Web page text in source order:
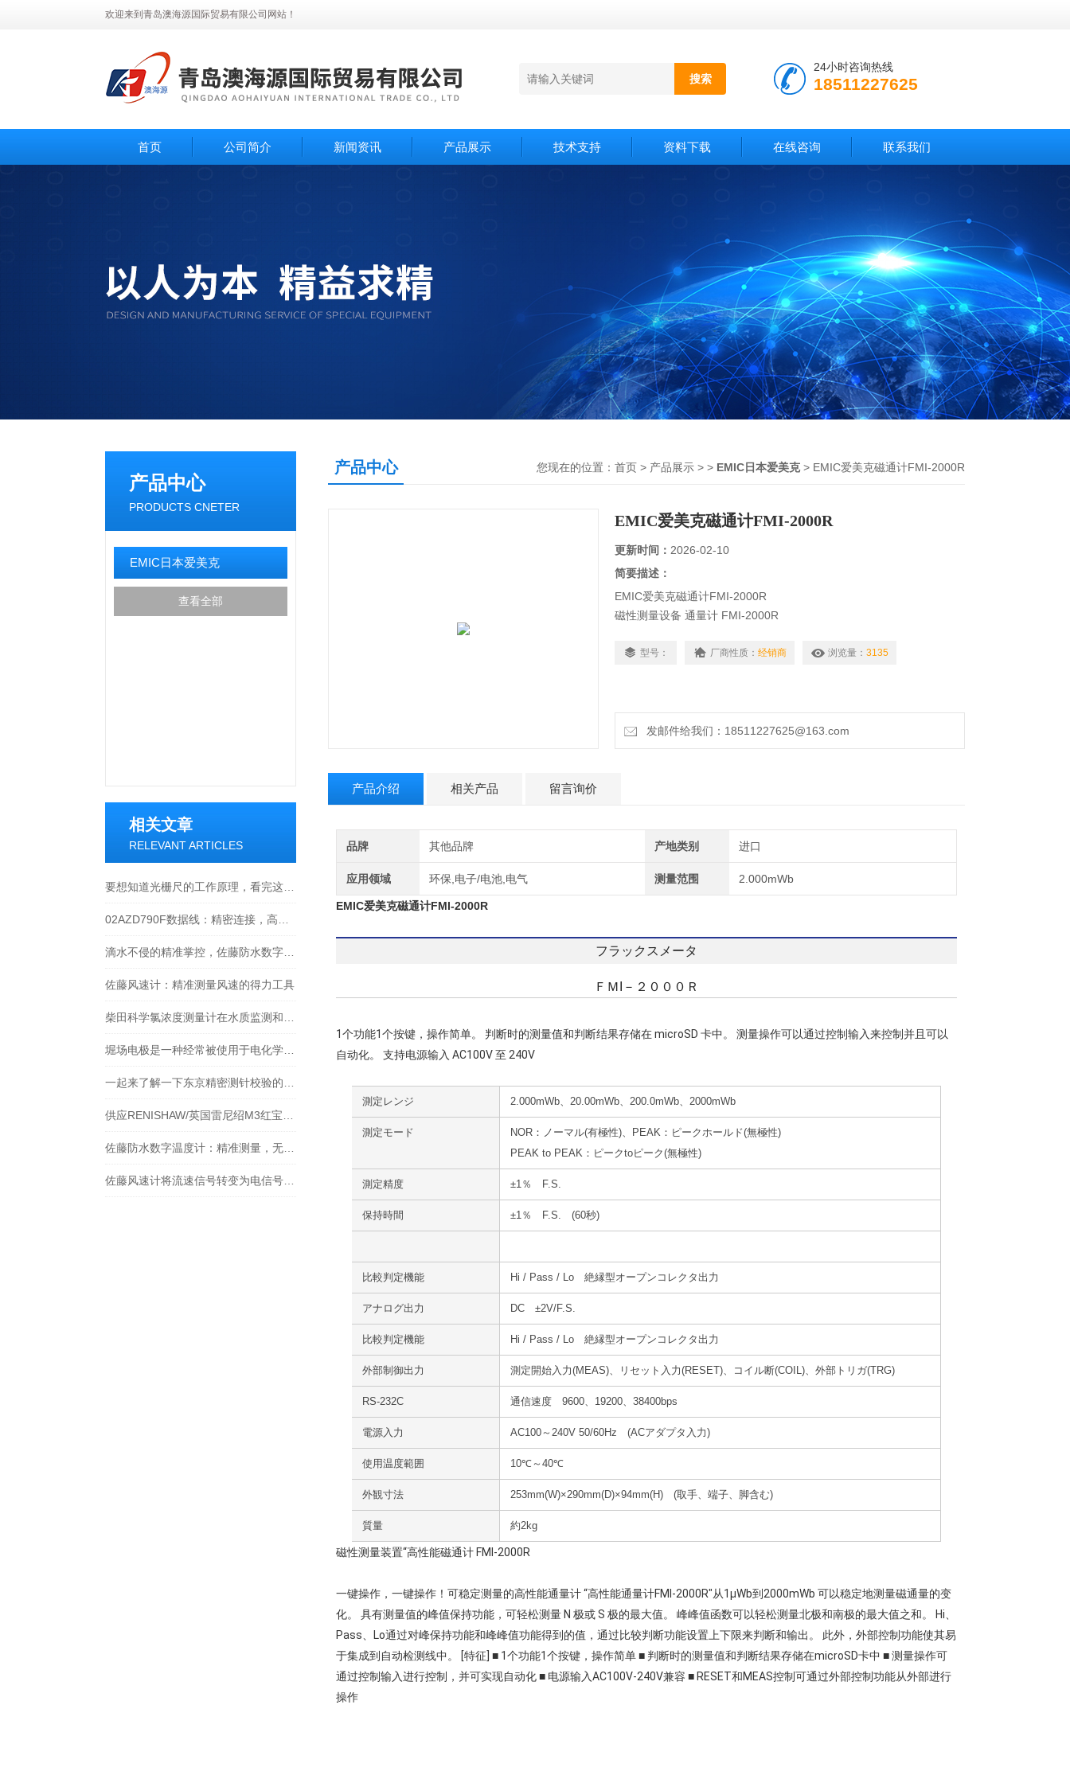
欢迎来到青岛澳海源国际贸易有限公司网站！
24小时咨询热线
18511227625
首页 公司简介 新闻资讯 产品展示 技术支持 资料下载 在线咨询 联系我们
产品中心
PRODUCTS CNETER
EMIC日本爱美克
查看全部
相关文章
RELEVANT ARTICLES
佐藤风速计：精准测量风速的得力工具
产品中心 您现在的位置： 首页 > 产品展示 > > EMIC日本爱美克> EMIC爱美克磁通计FMI-2000R
EMIC爱美克磁通计FMI-2000R
更新时间： 2026-02-10
简要描述：
EMIC爱美克磁通计FMI-2000R
磁性测量设备 通量计 FMI-2000R
判定時の測定値、判定結果をmicroSDカードに記憶
型号： 厂商性质： 经销商 浏览量： 3135
发邮件给我们：18511227625@163.com
产品介绍 相关产品 留言询价
品牌 其他品牌 产地类别 进口
应用领域 环保,电子/电池,电气 测量范围 2.000mWb
EMIC爱美克磁通计FMI-2000R
フラックスメータ
ＦＭI－２０００Ｒ
1个功能1个按键，操作简单。 判断时的测量值和判断结果存储在 microSD 卡中。 测量操作可以通过控制输入来控制并且可以
自动化。 支持电源输入 AC100V 至 240V
測定レンジ 2.000mWb、20.00mWb、200.0mWb、2000mWb
測定モード
NOR：ノーマル(有極性)、PEAK：ピークホールド(無極性)
PEAK to PEAK：ピークtoピーク(無極性)
測定精度 ±1％ F.S.
保持時間 ±1％ F.S. (60秒)
比較判定機能 Hi / Pass / Lo 絶縁型オープンコレクタ出力
アナログ出力 DC ±2V/F.S.
比較判定機能 Hi / Pass / Lo 絶縁型オープンコレクタ出力
外部制御出力 測定開始入力(MEAS)、リセット入力(RESET)、コイル断(COIL)、外部トリガ(TRG)
RS-232C 通信速度 9600、19200、38400bps
電源入力 AC100～240V 50/60Hz (ACアダプタ入力)
使用温度範囲 10℃～40℃
外観寸法 253mm(W)×290mm(D)×94mm(H) (取手、端子、脚含む)
質量 約2kg
磁性测量装置“高性能磁通计 FMI-2000R
一键操作，一键操作！可稳定测量的高性能通量计 “高性能通量计FMI-2000R"从1μWb到2000mWb 可以稳定地测量磁通量的变
化。 具有测量值的峰值保持功能，可轻松测量 N 极或 S 极的最大值。 峰峰值函数可以轻松测量北极和南极的最大值之和。 Hi、
Pass、Lo通过对峰保持功能和峰峰值功能得到的值，通过比较判断功能设置上下限来判断和输出。 此外，外部控制功能使其易
于集成到自动检测线中。 [特征] ■ 1个功能1个按键，操作简单 ■ 判断时的测量值和判断结果存储在microSD卡中 ■ 测量操作可
通过控制输入进行控制，并可实现自动化 ■ 电源输入AC100V-240V兼容 ■ RESET和MEAS控制可通过外部控制功能从外部进行
操作